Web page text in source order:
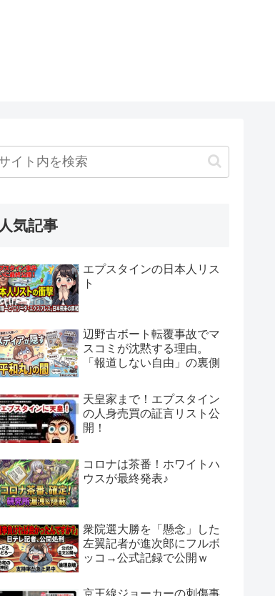
人気記事
エプスタインの日本人リス
ト
辺野古ボート転覆事故でマ
スコミが沈黙する理由。
「報道しない自由」の裏側
天皇家まで！エプスタイン
の人身売買の証言リスト公
開！
コロナは茶番！ホワイトハ
ウスが最終発表♪
衆院選大勝を「懸念」した
左翼記者が進次郎にフルボ
ッコ→公式記録で公開ｗ